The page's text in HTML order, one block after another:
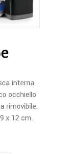
interna
occhiello
rimovibile.
x 12 cm.